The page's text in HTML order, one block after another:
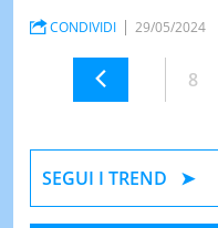
CONDIVIDI 29/05/2024
8
SEGUI I TREND